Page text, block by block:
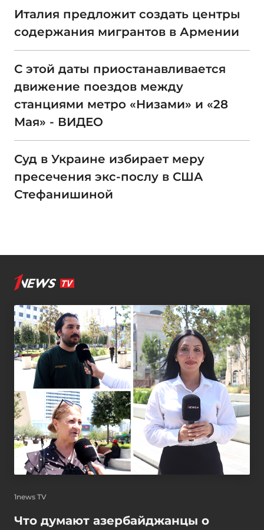
Италия предложит создать центры
содержания мигрантов в Армении
С этой даты приостанавливается
движение поездов между
станциями метро «Низами» и «28
Мая» - ВИДЕО
Суд в Украине избирает меру
пресечения экс-послу в США
Стефанишиной
1news TV
Что думают азербайджанцы о